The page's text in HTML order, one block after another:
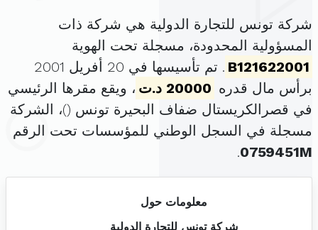
شركة تونس للتجارة الدولية هي شركة ذات
المسؤولية المحدودة، مسجلة تحت الهوية
B121622001
. تم تأسيسها في 20 أفريل 2001
برأس مال قدره 20000 د.ت
، ويقع مقرها الرئيسي
في قصرالكريستال ضفاف البحيرة تونس ()، الشركة
مسجلة في السجل الوطني للمؤسسات تحت الرقم
0759451M
.
معلومات حول
شركة تونس للتجارة الدولية